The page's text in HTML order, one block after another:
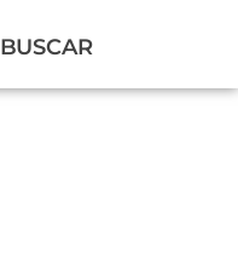
BUSCAR